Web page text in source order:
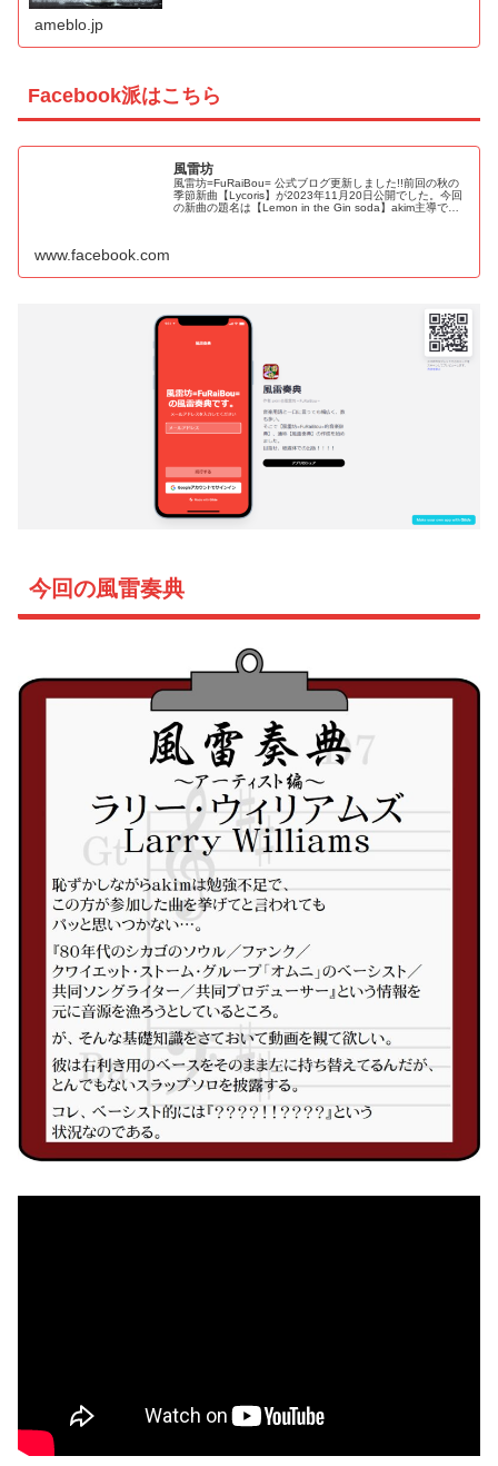
ameblo.jp
Facebook派はこちら
風雷坊
風雷坊=FuRaiBou= 公式ブログ更新しました!!前回の秋の
季節新曲【Lycoris】が2023年11月20日公開でした。今回
の新曲の題名は【Lemon in the Gin soda】akim主導で曲
www.facebook.com
今回の風雷奏典